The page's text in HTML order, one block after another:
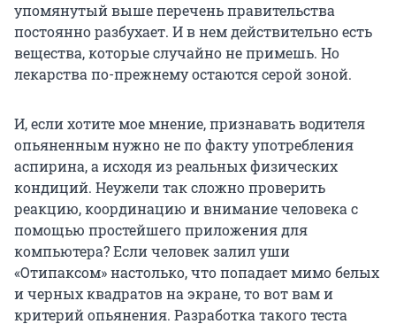
упомянутый выше перечень правительства
постоянно разбухает. И в нем действительно есть
вещества, которые случайно не примешь. Но
лекарства по-прежнему остаются серой зоной.
И, если хотите мое мнение, признавать водителя
опьяненным нужно не по факту употребления
аспирина, а исходя из реальных физических
кондиций. Неужели так сложно проверить
реакцию, координацию и внимание человека с
помощью простейшего приложения для
компьютера? Если человек залил уши
«Отипаксом» настолько, что попадает мимо белых
и черных квадратов на экране, то вот вам и
критерий опьянения. Разработка такого теста